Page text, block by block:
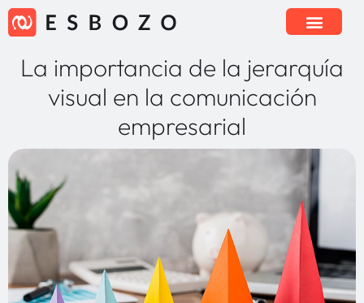
La importancia de la jerarquía
visual en la comunicación
empresarial